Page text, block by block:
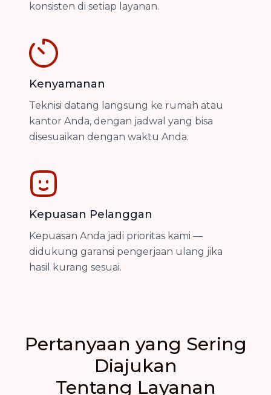
konsisten di setiap layanan.
Kenyamanan
Teknisi datang langsung ke rumah atau
kantor Anda, dengan jadwal yang bisa
disesuaikan dengan waktu Anda.
Kepuasan Pelanggan
Kepuasan Anda jadi prioritas kami —
didukung garansi pengerjaan ulang jika
hasil kurang sesuai.
Pertanyaan yang Sering
Diajukan
Tentang Layanan